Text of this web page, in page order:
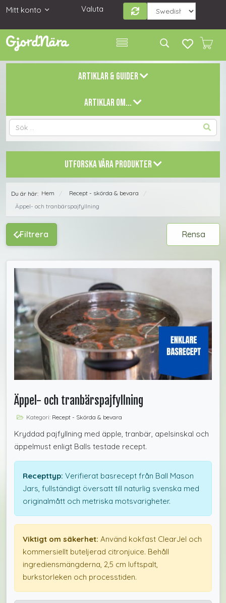
Mitt konto Valuta
ARTIKLAR & GUIDER
ARTIKLAR OM...
UTFORSKA VÅRA PRODUKTER
Du är här: Hem / Recept - skörda & bevara
/
Äppel- och tranbärspajfyllning
Filtrera Rensa
Äppel- och tranbärspajfyllning
Kategori: Recept - Skörda & bevara
Kryddad pajfyllning med äpple, tranbär, apelsinskal och
äppelmust enligt Balls testade recept.
Recepttyp: Verifierat basrecept från Ball Mason
Jars, fullständigt översatt till naturlig svenska med
originalmått och metriska motsvarigheter.
Viktigt om säkerhet: Använd kokfast ClearJel och
kommersiellt buteljerad citronjuice. Behåll
ingrediensmängderna, 2,5 cm luftspalt,
burkstorleken och processtiden.